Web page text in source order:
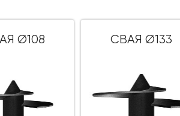
Ø108 СВАЯ Ø133